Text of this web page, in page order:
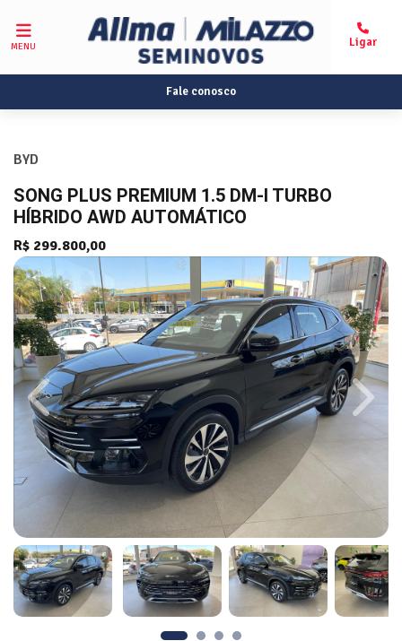
MENU
Fale conosco
BYD
SONG PLUS PREMIUM 1.5 DM-I TURBO
HÍBRIDO AWD AUTOMÁTICO
R$ 299.800,00
Previous Next